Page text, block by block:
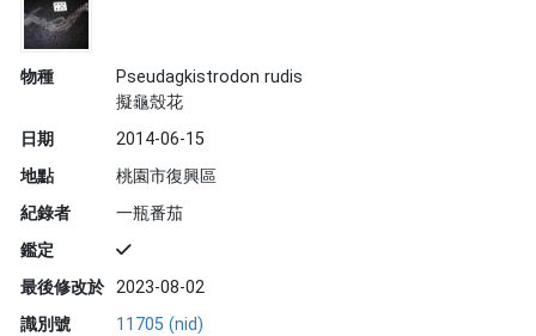
物種
Pseudagkistrodon rudis
擬龜殼花
日期
2014-06-15
地點
桃園市復興區
紀錄者
一瓶番茄
鑑定
最後修改於 2023-08-02
識別號
11705 (nid)